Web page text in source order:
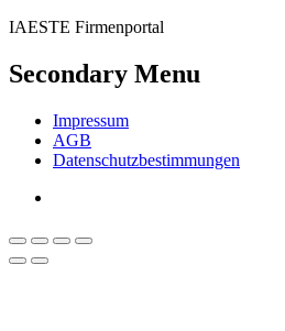
IAESTE Firmenportal
Secondary Menu
Impressum
AGB
Datenschutzbestimmungen